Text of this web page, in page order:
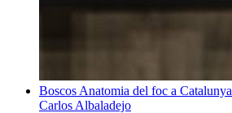
Boscos Anatomia del foc a Catalunya
Carlos Albaladejo